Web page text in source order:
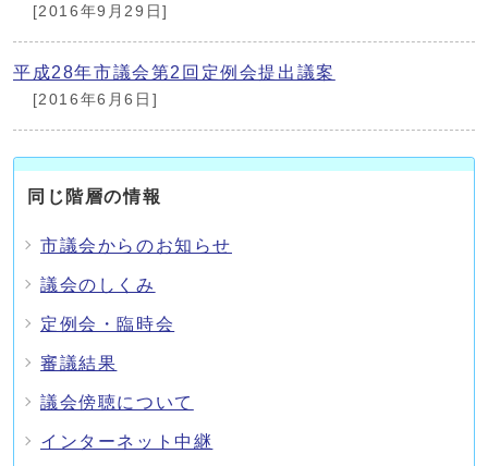
[2016年9月29日]
平成28年市議会第2回定例会提出議案
[2016年6月6日]
同じ階層の情報
市議会からのお知らせ
議会のしくみ
定例会・臨時会
審議結果
議会傍聴について
インターネット中継